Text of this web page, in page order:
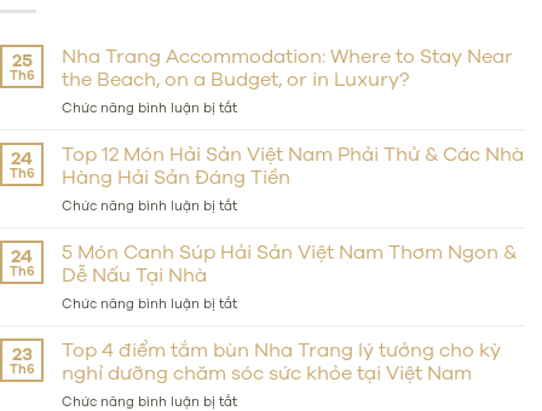
25
Th6
Nha Trang Accommodation: Where to Stay Near
the Beach, on a Budget, or in Luxury?
Chức năng bình luận bị tắtở
Trang
Accommodation:
Where
to
Near
the
on
or
in
Luxury?
24
Th6
Top 12 Món Hải Sản Việt Nam Phải Thử & Các Nhà
Hàng Hải Sản Đáng Tiền
Chức năng bình luận bị tắtở
12
Món
Sản
Phải
Thử
&
24
Th6
5 Món Canh Súp Hải Sản Việt Nam Thơm Ngon &
Dễ Nấu Tại Nhà
Chức năng bình luận bị tắtở
Món
Canh
Súp
Hải
23
Th6
Top 4 điểm tắm bùn Nha Trang lý tưởng cho kỳ
nghỉ dưỡng chăm sóc sức khỏe tại Việt Nam
Chức năng bình luận bị tắtở